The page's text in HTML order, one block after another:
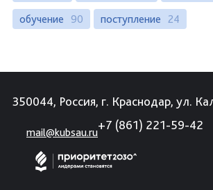
обучение 90 поступление 24
350044, Россия, г. Краснодар, ул.
mail@kubsau.ru
+7 (861) 221-59-42